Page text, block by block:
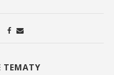
TEMATY